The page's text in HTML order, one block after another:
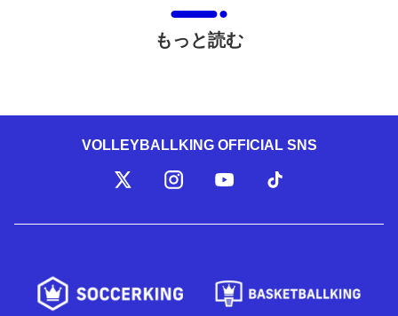
もっと読む
VOLLEYBALLKING OFFICIAL SNS